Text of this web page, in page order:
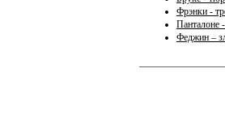
Фрэнки -
Панталоне
Феджин –